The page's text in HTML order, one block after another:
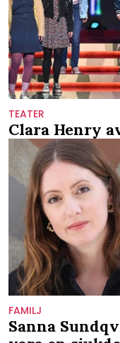
TEATER
Clara Henry
FAMILJ
Sanna